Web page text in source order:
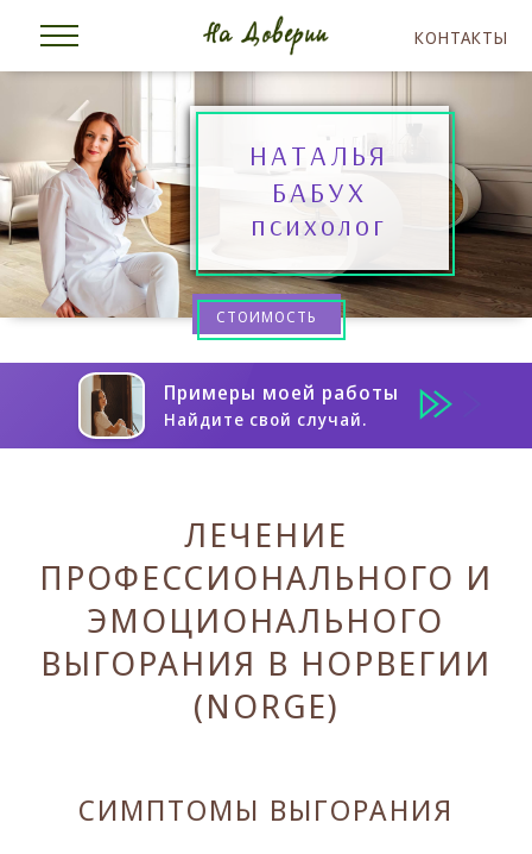
КОНТАКТЫ
НАТАЛЬЯ
БАБУХ
психолог
СТОИМОСТЬ
Примеры моей работы
Найдите свой случай.
ЛЕЧЕНИЕ
ПРОФЕССИОНАЛЬНОГО И
ЭМОЦИОНАЛЬНОГО
ВЫГОРАНИЯ В НОРВЕГИИ
(NORGE)
СИМПТОМЫ ВЫГОРАНИЯ